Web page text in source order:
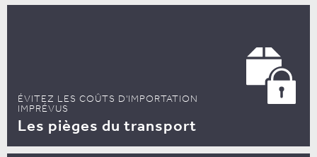
ÉVITEZ LES COÛTS D'IMPORTATION
IMPRÉVUS
Les pièges du transport